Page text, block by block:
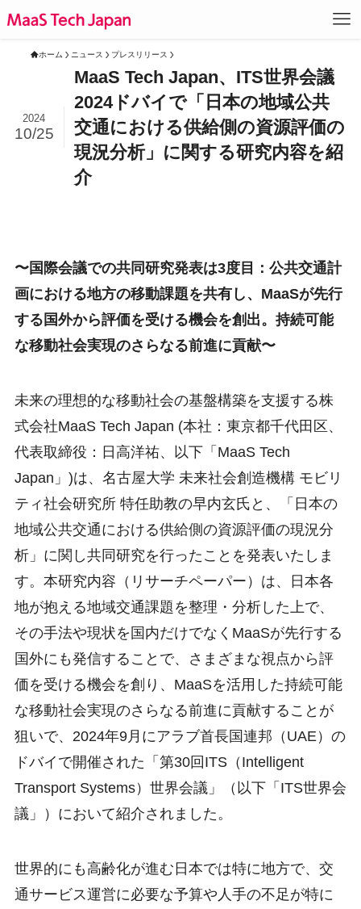
ホーム ニュース プレスリリース
MaaS Tech Japan、ITS世界会議
2024ドバイで「日本の地域公共
交通における供給側の資源評価の
現況分析」に関する研究内容を紹
介
2024
10/25
〜国際会議での共同研究発表は3度目：公共交通計
画における地方の移動課題を共有し、MaaSが先行
する国外から評価を受ける機会を創出。持続可能
な移動社会実現のさらなる前進に貢献〜
未来の理想的な移動社会の基盤構築を支援する株
式会社MaaS Tech Japan (本社：東京都千代田区、
代表取締役：日高洋祐、以下「MaaS Tech
Japan」)は、名古屋大学 未来社会創造機構 モビリ
ティ社会研究所 特任助教の早内玄氏と、「日本の
地域公共交通における供給側の資源評価の現況分
析」に関し共同研究を行ったことを発表いたしま
す。本研究内容（リサーチペーパー）は、日本各
地が抱える地域交通課題を整理・分析した上で、
その手法や現状を国内だけでなくMaaSが先行する
国外にも発信することで、さまざまな視点から評
価を受ける機会を創り、MaaSを活用した持続可能
な移動社会実現のさらなる前進に貢献することが
狙いで、2024年9月にアラブ首長国連邦（UAE）の
ドバイで開催された「第30回ITS（Intelligent
Transport Systems）世界会議」（以下「ITS世界会
議」）において紹介されました。
世界的にも高齢化が進む日本では特に地方で、交
通サービス運営に必要な予算や人手の不足が特に